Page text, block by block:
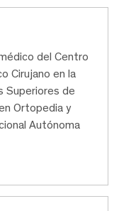
del Centro
Cirujano en la
Superiores de
Ortopedia y
Autónoma